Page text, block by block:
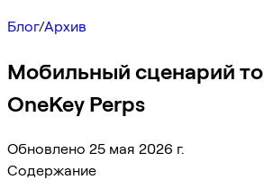
Блог/Архив
Мобильный сценарий
OneKey Perps
Обновлено 25 мая 2026 г.
Содержание